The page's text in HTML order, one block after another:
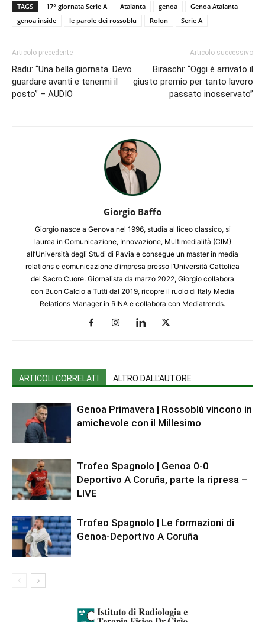
TAGS 17° giornata Serie A Atalanta genoa
Genoa Atalanta
genoa inside
le parole dei rossoblu Rolon Serie A
Articolo precedente
Radu: “Una bella giornata. Devo
guardare avanti e tenermi il
posto” – AUDIO
Articolo successivo
Biraschi: “Oggi è arrivato il
giusto premio per tanto lavoro
passato inosservato”
Giorgio Baffo
Giorgio nasce a Genova nel 1996, studia al liceo classico, si
laurea in Comunicazione, Innovazione, Multimedialità (CIM)
all’Università degli Studi di Pavia e consegue un master in media
relations e comunicazione d’impresa presso l’Università Cattolica
del Sacro Cuore. Giornalista da marzo 2022, Giorgio collabora
con Buon Calcio a Tutti dal 2019, ricopre il ruolo di Italy Media
Relations Manager in RINA e collabora con Mediatrends.
ARTICOLI CORRELATI ALTRO DALL'AUTORE
Genoa Primavera | Rossoblù vincono in
amichevole con il Millesimo
Trofeo Spagnolo | Genoa 0-0
Deportivo A Coruña, parte la ripresa –
LIVE
Trofeo Spagnolo | Le formazioni di
Genoa-Deportivo A Coruña